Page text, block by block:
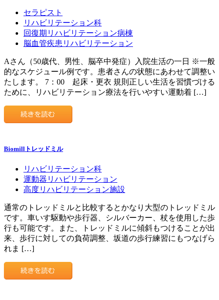
セラピスト
リハビリテーション科
回復期リハビリテーション病棟
脳血管疾患リハビリテーション
Aさん（50歳代、男性、脳卒中発症）入院生活の一日 ※一般
的なスケジュール例です。患者さんの状態にあわせて調整い
たします。 7：00 起床・更衣 規則正しい生活を習慣づける
ために、リハビリテーション療法を行いやすい運動着 […]
Biomillトレッドミル
リハビリテーション科
運動器リハビリテーション
高度リハビリテーション施設
通常のトレッドミルと比較するとかなり大型のトレッドミル
です。車いす駆動や歩行器、シルバーカー、杖を使用した歩
行も可能です。また、トレッドミルに傾斜もつけることが出
来、歩行に対しての負荷調整、坂道の歩行練習にもつなげら
れま […]